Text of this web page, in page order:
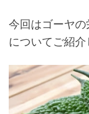
今回はゴーヤ
についてご紹介